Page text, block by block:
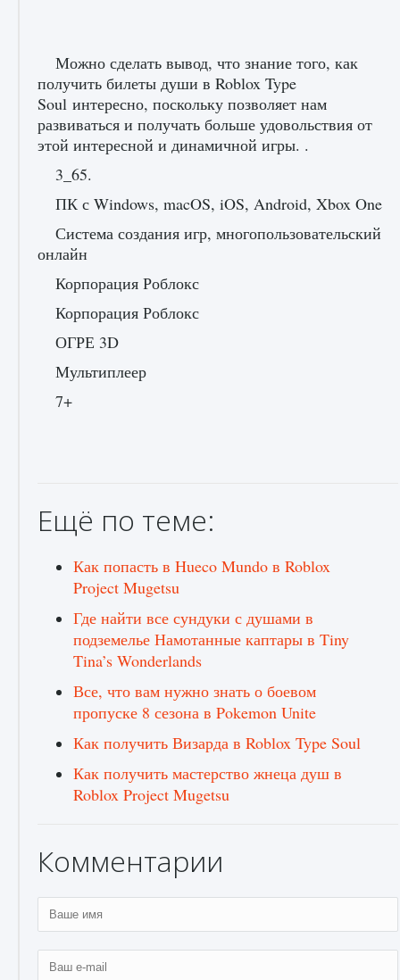
пользовательского интерфейса Delta
Force Hawk Ops
9 августа 2024 1 945 0 0
Как проверить статус сервера Delta Force
Hawk Ops
Как приручить существ джунглей Нари в
игре Creatures of Ava
9 августа 2024 1 218 0 0
Как разблокировать заклинание Крист в
9 августа 2024 1 393
Как приручить существ из степей Тамура в
Можно сделать вывод, что знание того, как
получить билеты души в Roblox Type
Soul интересно, поскольку позволяет нам
развиваться и получать больше удовольствия от
этой интересной и динамичной игры. .
3_65.
ПК с Windows, macOS, iOS, Android, Xbox One
Система создания игр, многопользовательский
онлайн
Корпорация Роблокс
Корпорация Роблокс
ОГРЕ 3D
Мультиплеер
7+
Ещё по теме:
Как попасть в Hueco Mundo в Roblox
Project Mugetsu
Где найти все сундуки с душами в
подземелье Намотанные каптары в Tiny
Tina’s Wonderlands
Все, что вам нужно знать о боевом
пропуске 8 сезона в Pokemon Unite
Как получить Визарда в Roblox Type Soul
Как получить мастерство жнеца душ в
Roblox Project Mugetsu
Комментарии